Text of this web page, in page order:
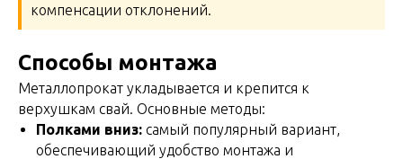
компенсации отклонений.
Способы монтажа
Металлопрокат укладывается и крепится к
верхушкам свай. Основные методы:
Полками вниз: самый популярный вариант,
обеспечивающий удобство монтажа и